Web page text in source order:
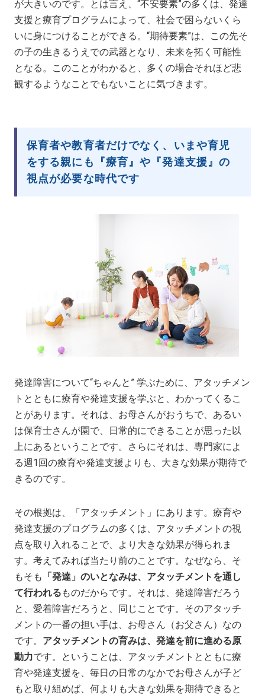
が大きいのです。とは言え、“不安要素”の多くは、発達
支援と療育プログラムによって、社会で困らないくら
いに身につけることができる。“期待要素”は、この先そ
の子の生きるうえでの武器となり、未来を拓く可能性
となる。このことがわかると、多くの場合それほど悲
観するようなことでもないことに気づきます。
保育者や教育者だけでなく、いまや育児
をする親にも『療育』や『発達支援』の
視点が必要な時代です
発達障害について“ちゃんと” 学ぶために、アタッチメン
トとともに療育や発達支援を学ぶと、わかってくるこ
とがあります。それは、お母さんがおうちで、あるい
は保育士さんが園で、日常的にできることが思った以
上にあるということです。さらにそれは、専門家によ
る週1回の療育や発達支援よりも、大きな効果が期待で
きるのです。
その根拠は、「アタッチメント」にあります。療育や
発達支援のプログラムの多くは、アタッチメントの視
点を取り入れることで、より大きな効果が得られま
す。考えてみれば当たり前のことです。なぜなら、そ
もそも 「発達」のいとなみは、アタッチメントを通し
て行われる ものだからです。それは、発達障害だろう
と、愛着障害だろうと、同じことです。そのアタッチ
メントの一番の担い手は、お母さん（お父さん）なの
です。 アタッチメントの育みは、発達を前に進める原
動力です。ということは、アタッチメントとともに療
育や発達支援を、毎日の日常のなかでお母さんが子ど
もと取り組めば、何よりも大きな効果を期待できると